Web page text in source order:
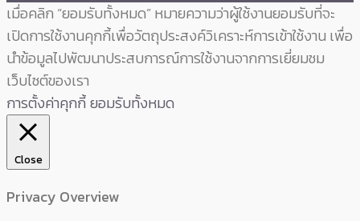
เมื่อคลิก “ยอมรับทั้งหมด” หมายความว่าผู้ใช้งานยอมรับที่จะ
เปิดการใช้งานคุกกี้เพื่อวัตถุประสงค์วิเคราะห์การเข้าใช้งาน เพื่อ
นำข้อมูลไปพัฒนาประสบการณ์การใช้งานจากการเยี่ยมชม
เว็บไซต์ของเรา
การตั้งค่าคุกกี้ยอมรับทั้งหมด
Close
Privacy Overview